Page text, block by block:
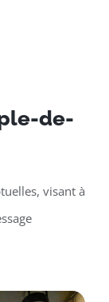
de-
visant à